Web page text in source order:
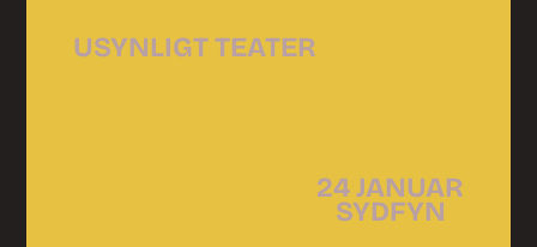
USYNLIGT TEATER
24 JANUAR
SYDFYN